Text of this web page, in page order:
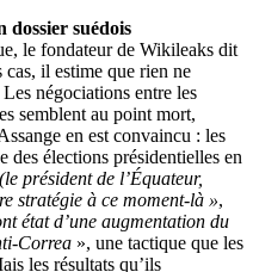
dossier suédois
le fondateur de Wikileaks dit
cas, il estime que rien ne
négociations entre les
semblent au point mort,
en est convaincu : les
des élections présidentielles en
président de l’Équateur,
stratégie à ce moment-là »,
état d’une augmentation du
Correa », une tactique que les
les résultats qu’ils